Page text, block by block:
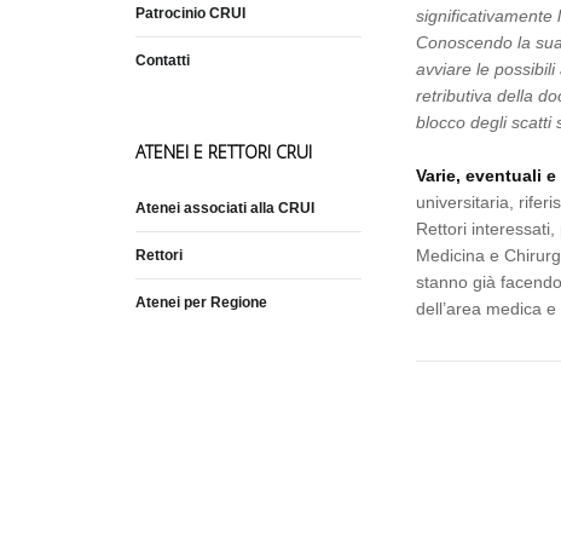
significativamente
Conoscendo la
avviare le
retributiva della
blocco degli scatti
Varie, eventuali
universitaria,
Rettori
Medicina e
stanno già
dell’area medica
Patrocinio CRUI
Contatti
ATENEI E RETTORI CRUI
Atenei associati alla CRUI
Rettori
Atenei per Regione